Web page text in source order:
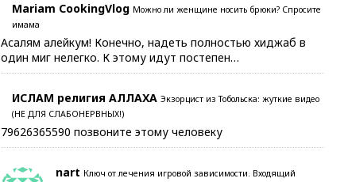
Mariam CookingVlog Можно ли женщине носить брюки? Спросите
имама
Асалям алейкум! Конечно, надеть полностью хиджаб в
один миг нелегко. К этому идут постепен…
ИСЛАМ религия АЛЛАХА Экзорцист из Тобольска: жуткие видео
(НЕ ДЛЯ СЛАБОНЕРВНЫХ!)
79626365590 позвоните этому человеку
nart Ключ от лечения игровой зависимости. Входящий